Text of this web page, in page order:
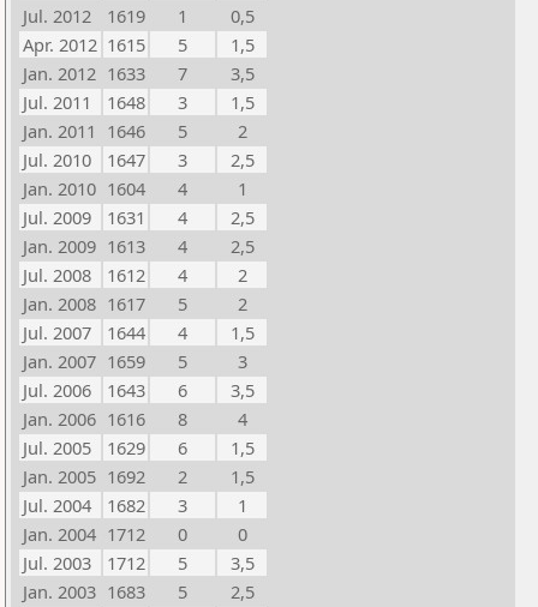
Jul. 2012
1619 1
0,5
Apr. 2012 1615 5
1,5
Jan. 2012 1633 7
3,5
Jul. 2011
1648 3
1,5
Jan. 2011 1646 5
2
Jul. 2010
1647 3
2,5
Jan. 2010 1604 4
1
Jul. 2009
1631 4
2,5
Jan. 2009 1613 4
2,5
Jul. 2008
1612 4
2
Jan. 2008 1617 5
2
Jul. 2007
1644 4
1,5
Jan. 2007 1659 5
3
Jul. 2006
1643 6
3,5
Jan. 2006 1616 8
4
Jul. 2005
1629 6
1,5
Jan. 2005 1692 2
1,5
Jul. 2004
1682 3
1
Jan. 2004 1712 0
0
Jul. 2003
1712 5
3,5
Jan. 2003 1683 5
2,5